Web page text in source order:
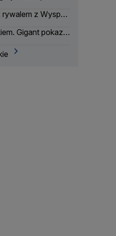
rywalem z Wysp
Gigant pokazał